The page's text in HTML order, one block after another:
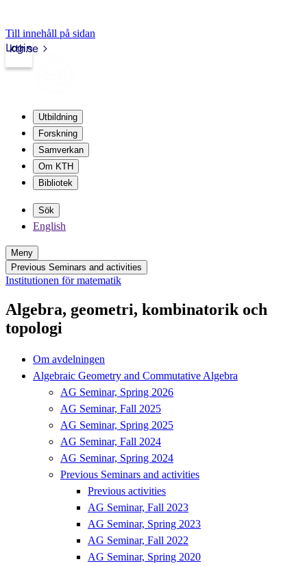
Till innehåll på sidan
kth.se
Login
Utbildning
Forskning
Samverkan
Om KTH
Bibliotek
Sök
English
Meny
Previous Seminars and activities
Institutionen för matematik
Algebra, geometri, kombinatorik och
topologi
Om avdelningen
Algebraic Geometry and Commutative Algebra
AG Seminar, Spring 2026
AG Seminar, Fall 2025
AG Seminar, Spring 2025
AG Seminar, Fall 2024
AG Seminar, Spring 2024
Previous Seminars and activities
Previous activities
AG Seminar, Fall 2023
AG Seminar, Spring 2023
AG Seminar, Fall 2022
AG Seminar, Spring 2020